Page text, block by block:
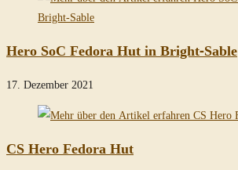
Hero SoC Fedora Hut in Bright-Sable
17. Dezember 2021
CS Hero Fedora Hut